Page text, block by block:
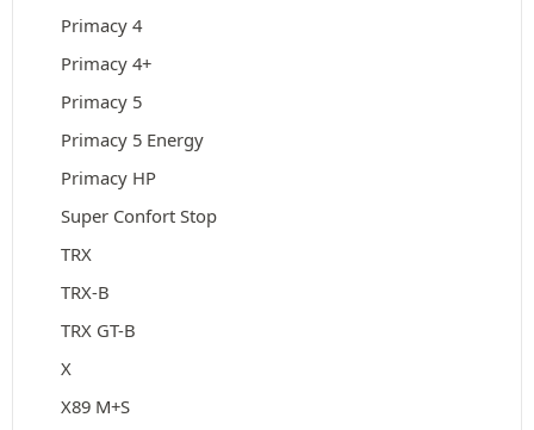
Primacy 4
Primacy 4+
Primacy 5
Primacy 5 Energy
Primacy HP
Super Confort Stop
TRX
TRX-B
TRX GT-B
X
X89 M+S